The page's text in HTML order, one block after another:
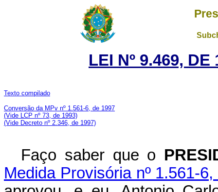
LEI Nº 9.469,
Texto compilado
Conversão da MPv nº 1.561-6, de 1997
(Vide LCP nº 73, de 1993)
(Vide Decreto nº 2.346, de 1997)
Faço saber que o
Medida Provisória nº 1.561-